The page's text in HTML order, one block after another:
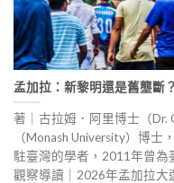
孟加拉：新黎明還是舊壟斷
著｜古拉姆．阿里博士（Dr.
（Monash University）博
駐臺灣的學者，2011年曾為
觀察導讀｜2026年孟加拉大